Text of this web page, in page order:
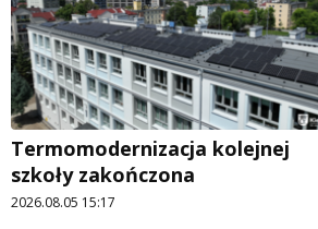
Termomodernizacja kolejnej
szkoły zakończona
2026.08.05 15:17